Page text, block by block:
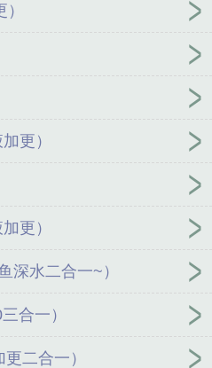
更）
更）
深水二合一~）
合一）
二合一）